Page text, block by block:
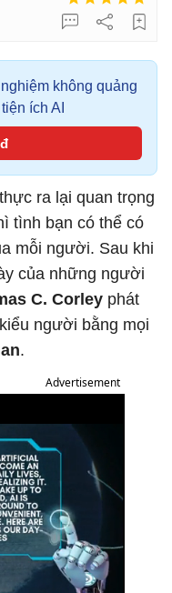
không quảng
ích AI
ra lại quan trọng
tình bạn có thể có
mỗi người. Sau khi
của những người
C. Corley phát
người bằng mọi
.
Advertisement